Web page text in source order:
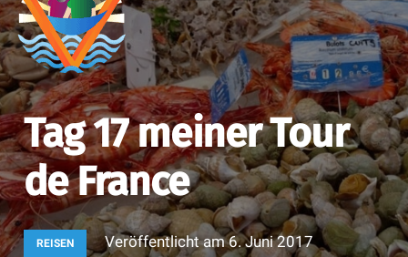
Tag 17 meiner Tour
de France
REISEN Veröffentlicht am6. Juni 2017